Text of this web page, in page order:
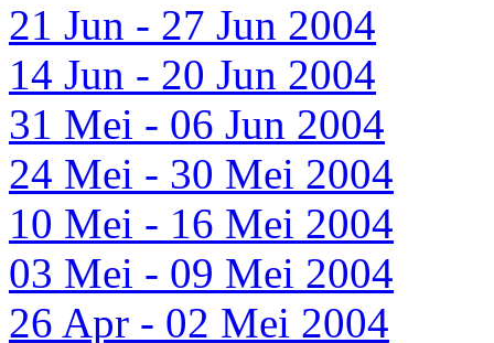
21 Jun - 27 Jun 2004
14 Jun - 20 Jun 2004
31 Mei - 06 Jun 2004
24 Mei - 30 Mei 2004
10 Mei - 16 Mei 2004
03 Mei - 09 Mei 2004
26 Apr - 02 Mei 2004